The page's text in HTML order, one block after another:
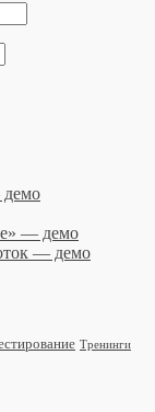
демо
— демо
— демо
Тренинги